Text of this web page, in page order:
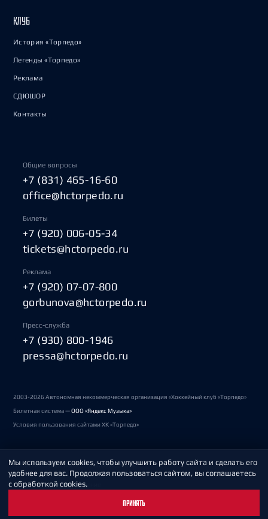
КЛУБ
История «Торпедо»
Легенды «Торпедо»
Реклама
СДЮШОР
Контакты
Общие вопросы
+7 (831) 465-16-60
office@hctorpedo.ru
Билеты
+7 (920) 006-05-34
tickets@hctorpedo.ru
Реклама
+7 (920) 07-07-800
gorbunova@hctorpedo.ru
Пресс-служба
+7 (930) 800-1946
pressa@hctorpedo.ru
2003-2026 Автономная некоммерческая организация «Хоккейный клуб «Торпедо»
Билетная система —ООО «Яндекс Музыка»
Условия пользования сайтами ХК «Торпедо»
Политика обработки персональных данных
Пользовательское соглашение
Мы используем cookies, чтобы улучшить работу сайта и сделать его
удобнее для вас. Продолжая пользоваться сайтом, вы соглашаетесь
с обработкой cookies.
ПРИНЯТЬ